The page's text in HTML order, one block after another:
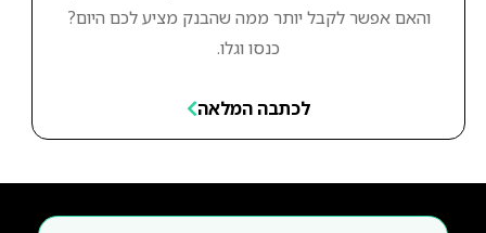
והאם אפשר לקבל יותר ממה שהבנק מציע לכם היום?
כנסו וגלו.
לכתבה המלאה